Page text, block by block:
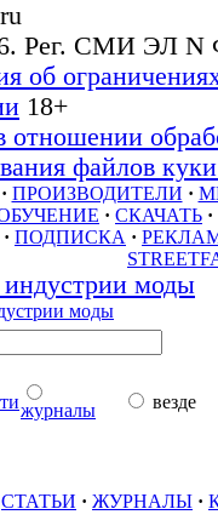
Рег. СМИ ЭЛ N
об
18+
отношении
файлов
· ПРОИЗВОДИТЕЛИ ·
· СКАЧАТЬ ·
· ПОДПИСКА ·
индустрии моды
журналы
везде
СТАТЬИ · ЖУРНАЛЫ ·